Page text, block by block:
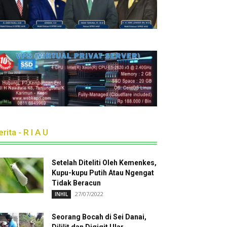
- R I A U
Setelah Diteliti Oleh Kemenkes,
Kupu-kupu Putih Atau Ngengat
Tidak Beracun
INHIL 27/07/2022
Seorang Bocah di Sei Danai,